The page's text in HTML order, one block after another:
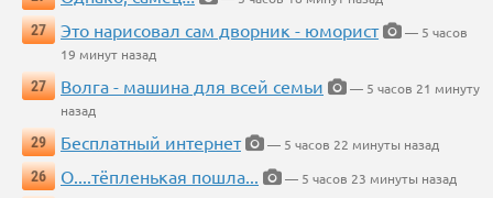
27
Это нарисовал сам дворник - юморист
— 5 часов
19 минут назад
27
Волга - машина для всей семьи
— 5 часов 21 минуту
назад
29
Бесплатный интернет
— 5 часов 22 минуты назад
26
О....тёпленькая пошла...
— 5 часов 23 минуты назад